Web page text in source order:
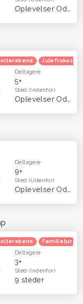
Julefrokost
Deltagere
5+
Sted(Indenfor)
Deltagere
9+
Sted(Udenfor)
Familietur
Deltagere
3+
Sted(Indenfor)
9 steder